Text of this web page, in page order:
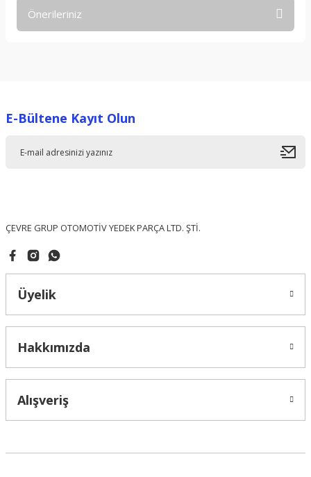
Önerileriniz
Ürün resmi kalitesiz, bozuk veya görüntülenemiyor.
E-Bültene Kayıt Olun
ÇEVRE GRUP OTOMOTİV YEDEK PARÇA LTD. ŞTİ.
Üyelik
Hakkımızda
Alışveriş